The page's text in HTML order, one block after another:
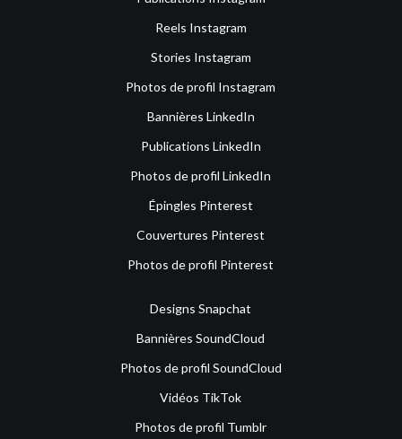
Reels Instagram
Stories Instagram
Photos de profil Instagram
Bannières LinkedIn
Publications LinkedIn
Photos de profil LinkedIn
Épingles Pinterest
Couvertures Pinterest
Photos de profil Pinterest
Designs Snapchat
Bannières SoundCloud
Photos de profil SoundCloud
Vidéos TikTok
Photos de profil Tumblr